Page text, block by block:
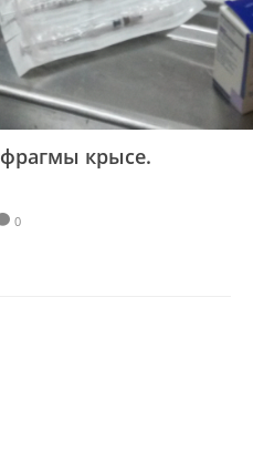
крысе.
0